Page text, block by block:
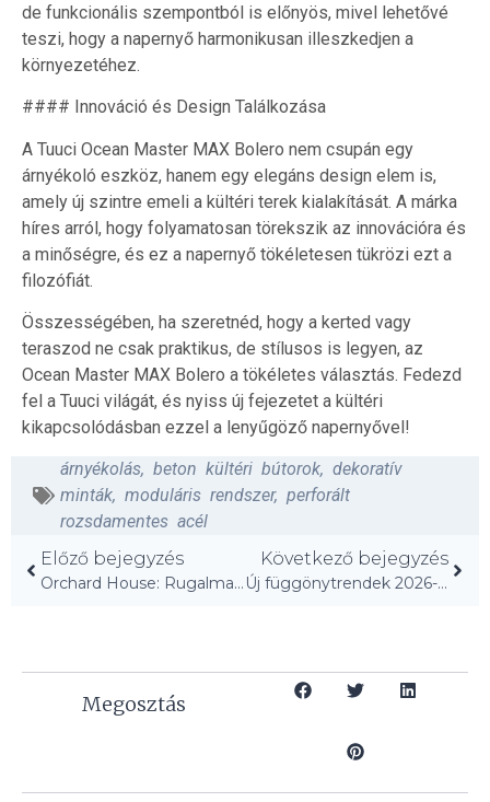
de funkcionális szempontból is előnyös, mivel lehetővé
teszi, hogy a napernyő harmonikusan illeszkedjen a
környezetéhez.
#### Innováció és Design Találkozása
A Tuuci Ocean Master MAX Bolero nem csupán egy
árnyékoló eszköz, hanem egy elegáns design elem is,
amely új szintre emeli a kültéri terek kialakítását. A márka
híres arról, hogy folyamatosan törekszik az innovációra és
a minőségre, és ez a napernyő tökéletesen tükrözi ezt a
filozófiát.
Összességében, ha szeretnéd, hogy a kerted vagy
teraszod ne csak praktikus, de stílusos is legyen, az
Ocean Master MAX Bolero a tökéletes választás. Fedezd
fel a Tuuci világát, és nyiss új fejezetet a kültéri
kikapcsolódásban ezzel a lenyűgöző napernyővel!
árnyékolás, beton kültéri bútorok, dekoratív
minták, moduláris rendszer, perforált
rozsdamentes acél
Előző bejegyzés
Orchard House: Rugalmas családi oázis Új-Zélandon!
Következő bejegyzés
Új függönytrendek 2026-ra: Mondj búcsút a régi rolóknak!
Megosztás